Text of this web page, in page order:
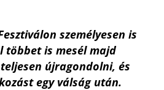
személyesen is
is mesél majd
újragondolni, és
egy válság után.